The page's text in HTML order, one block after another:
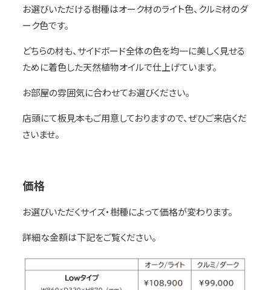
お選びいただける樹種はオーク材のライト色、クルミ材のダ
ーク色です。
どちらの材も、サイドボード全体の色を均一に美しく見せる
ために着色した天然植物オイルで仕上げています。
お部屋の雰囲気に合わせてお選びください。
店頭にて板見本もご用意しておりますので、ぜひご来店くだ
さいませ。
価格
お選びいただくサイズ・樹種によって価格が変わります。
詳細な金額は下記をご覧ください。